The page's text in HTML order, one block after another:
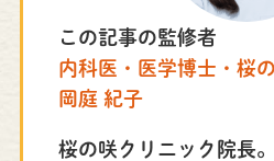
この記事の監修者
内科医・医学博士・桜
岡庭 紀子
桜の咲クリニック院長